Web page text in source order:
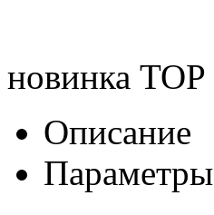
новинка TOP
Описание
Параметры